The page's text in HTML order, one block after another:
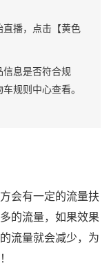
播，点击【黄色
息是否符合规
规则中心查看。
会有一定的流量扶
的流量，如果效果
流量就会减少，为